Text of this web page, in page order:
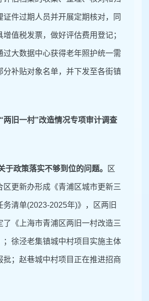
证件过期人员并开展定期核对，同
增值税发票，做好评估费用登记；
过大数据中心获得老年照护统一需
分补贴对象名单，并下发至各街镇
“两旧一村”改造情况专项审计调查
于政策落实不够到位的问题。 区
区更新办形成《青浦区城市更新三
务清单(2023-2025年)》，区两旧
了《上海市青浦区两旧一村改造三
；徐泾老集镇城中村项目实施主体
批；赵巷城中村项目正在推进招商